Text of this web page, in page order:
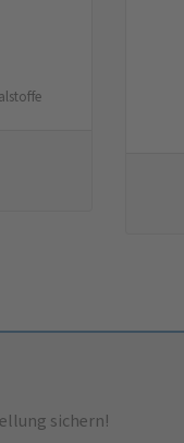
sichern!